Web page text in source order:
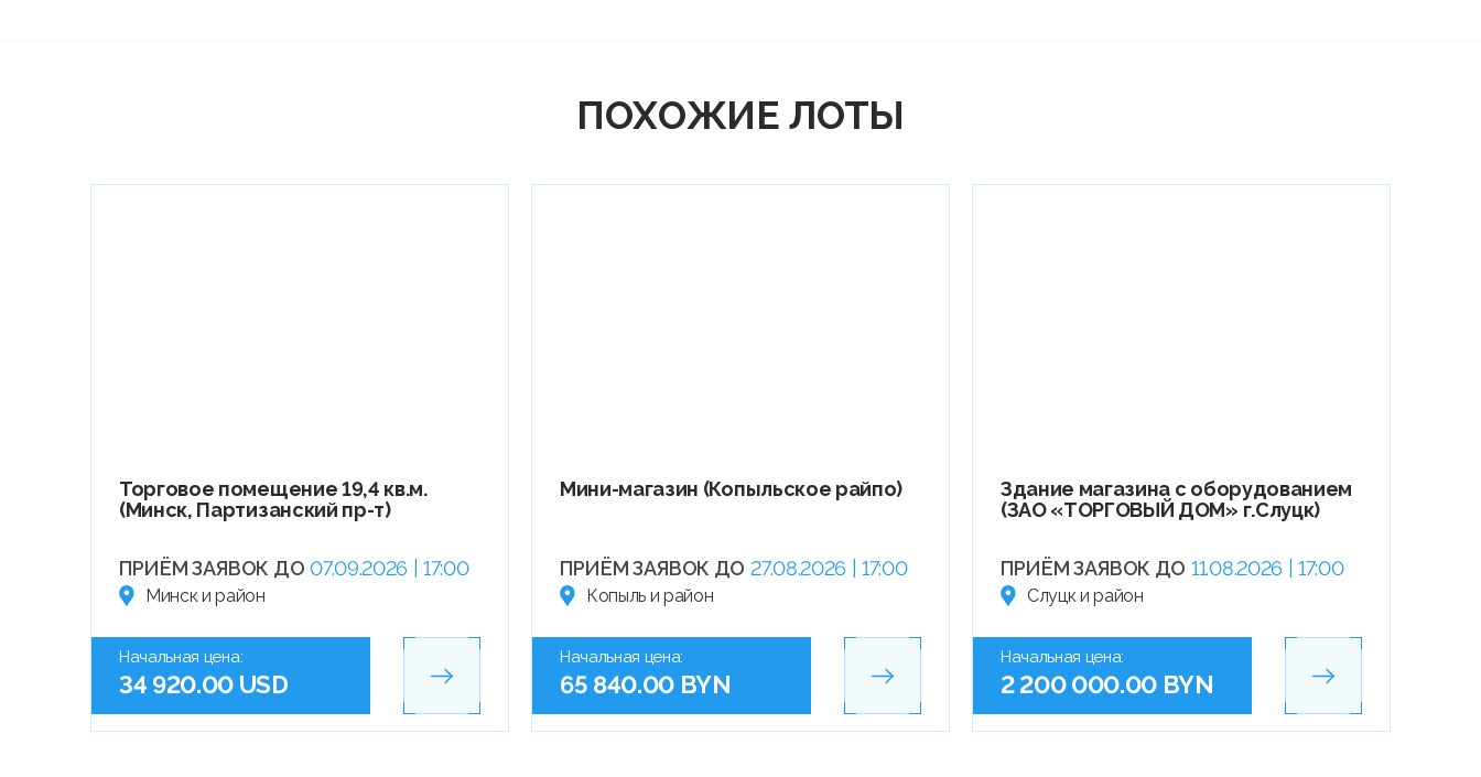
ПОХОЖИЕ ЛОТЫ
Торговое помещение 19,4 кв.м.
(Минск, Партизанский пр-т)
ПРИЁМ ЗАЯВОК ДО 07.09.2026 | 17:00
Минск и район
Начальная цена:
34 920.00 USD
Мини-магазин (Копыльское райпо)
ПРИЁМ ЗАЯВОК ДО 27.08.2026 | 17:00
Копыль и район
Начальная цена:
65 840.00 BYN
Здание магазина с оборудованием
(ЗАО «ТОРГОВЫЙ ДОМ» г.Слуцк)
ПРИЁМ ЗАЯВОК ДО 11.08.2026 | 17:00
Слуцк и район
Начальная цена:
2 200 000.00 BYN